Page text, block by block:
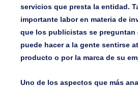
servicios que presta la entidad.
importante labor en materia de
que los publicistas se preguntan
puede hacer a la gente sentirse
producto o por la marca de su
Uno de los aspectos que más